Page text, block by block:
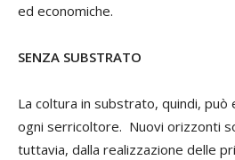
ed economiche.
SENZA SUBSTRATO
La coltura in substrato, quindi,
ogni serricoltore. Nuovi orizzonti
tuttavia, dalla realizzazione delle